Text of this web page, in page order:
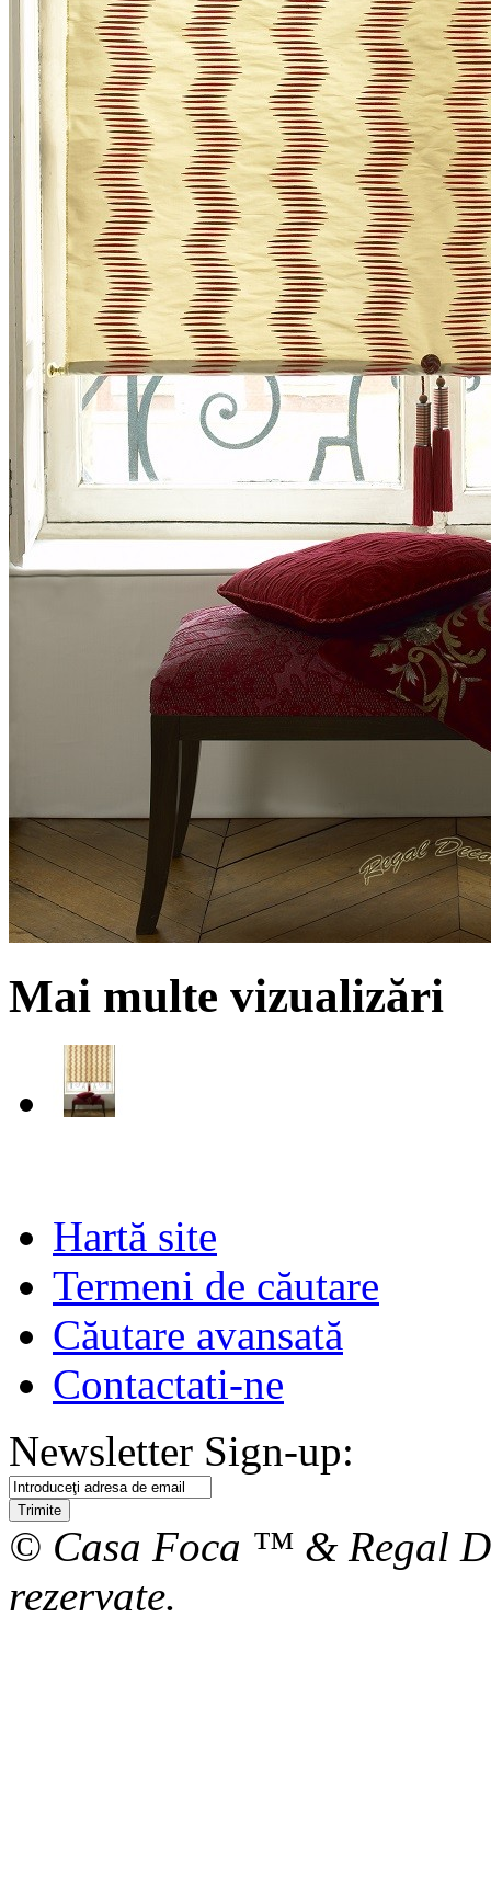
Mai multe vizualizări
Hartă site
Termeni de căutare
Căutare avansată
Contactati-ne
Newsletter Sign-up:
Trimite
© Casa Foca ™ & Regal
rezervate.